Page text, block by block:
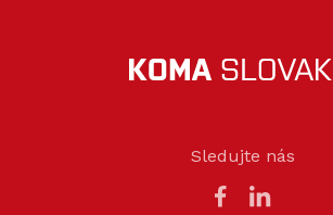
Sledujte nás